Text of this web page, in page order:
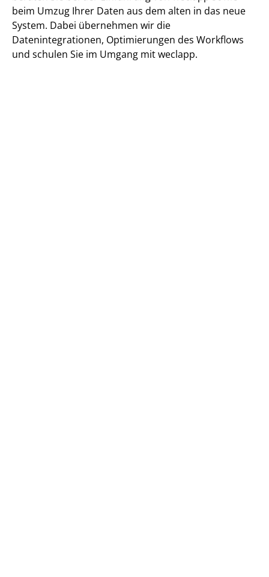
beim Umzug Ihrer Daten aus dem alten in das neue
System. Dabei übernehmen wir die
Datenintegrationen, Optimierungen des Workflows
und schulen Sie im Umgang mit weclapp.